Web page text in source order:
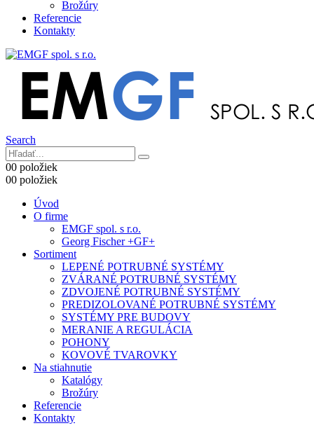
Brožúry
Referencie
Kontakty
Search
00 položiek
00 položiek
Úvod
O firme
EMGF spol. s r.o.
Georg Fischer +GF+
Sortiment
LEPENÉ POTRUBNÉ SYSTÉMY
ZVÁRANÉ POTRUBNÉ SYSTÉMY
ZDVOJENÉ POTRUBNÉ SYSTÉMY
PREDIZOLOVANÉ POTRUBNÉ SYSTÉMY
SYSTÉMY PRE BUDOVY
MERANIE A REGULÁCIA
POHONY
KOVOVÉ TVAROVKY
Na stiahnutie
Katalógy
Brožúry
Referencie
Kontakty